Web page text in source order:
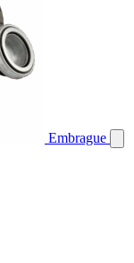
Embrague